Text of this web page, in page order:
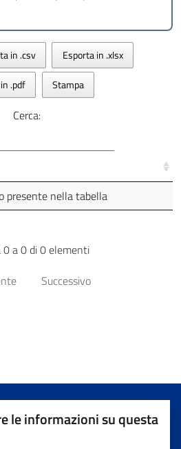
in .csv Esporta in .xlsx
.pdf Stampa
Cerca:
presente nella tabella
0 a 0 di 0 elementi
Successivo
le informazioni su questa